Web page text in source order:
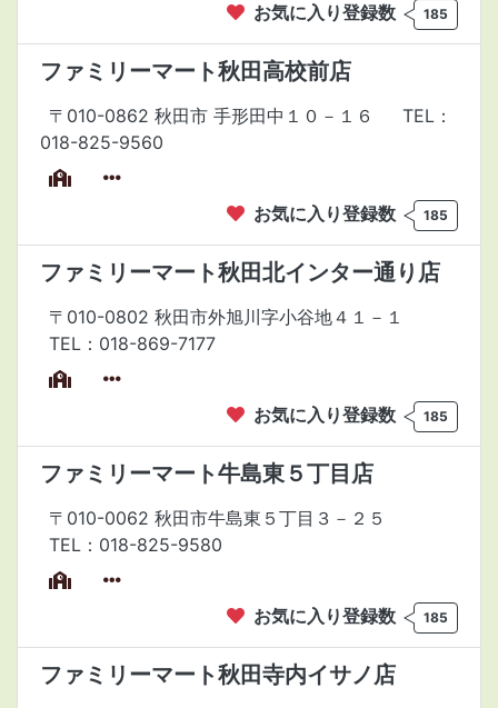
お気に入り登録数 185
ファミリーマート秋田高校前店
〒010-0862 秋田市 手形田中１０－１６
TEL：
018-825-9560
お気に入り登録数 185
ファミリーマート秋田北インター通り店
〒010-0802 秋田市外旭川字小谷地４１－１
TEL：018-869-7177
お気に入り登録数 185
ファミリーマート牛島東５丁目店
〒010-0062 秋田市牛島東５丁目３－２５
TEL：018-825-9580
お気に入り登録数 185
ファミリーマート秋田寺内イサノ店